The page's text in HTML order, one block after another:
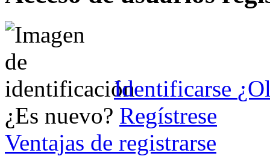
Identificarse
¿Es nuevo? Regístrese
Ventajas de registrarse